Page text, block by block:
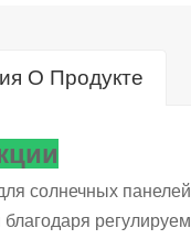
О Продукте
солнечных